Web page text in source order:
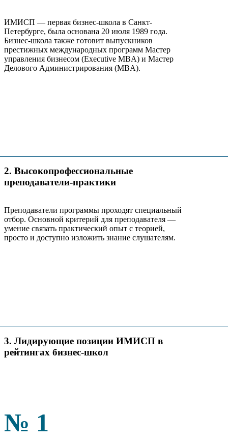
ИМИСП — первая бизнес-школа в Санкт-
Петербурге, была основана 20 июля 1989 года.
Бизнес-школа также готовит выпускников
престижных международных программ Мастер
управления бизнесом (Executive MBA) и Мастер
Делового Администрирования (MBA).
2. Высокопрофессиональные
преподаватели-практики
Преподаватели программы проходят специальный
отбор. Основной критерий для преподавателя —
умение связать практический опыт с теорией,
просто и доступно изложить знание слушателям.
3. Лидирующие позиции ИМИСП в
рейтингах бизнес-школ
№ 1